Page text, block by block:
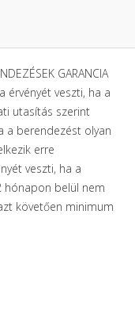
GARANCIA
érvényét veszti, ha a
utasítás szerint
a berendezést olyan
erre
veszti, ha a
hónapon belül nem
követően minimum